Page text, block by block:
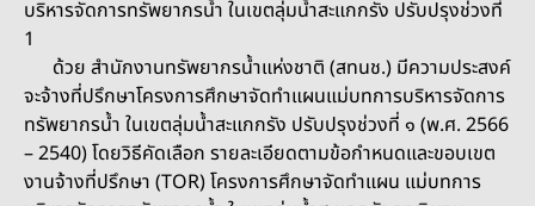
บริหารจัดการทรัพยากรน้ำ ในเขตลุ่มน้ำสะแกกรัง ปรับปรุงช่วงที่
1
ด้วย สำนักงานทรัพยากรน้ำแห่งชาติ (สทนช.) มีความประสงค์
จะจ้างที่ปรึกษาโครงการศึกษาจัดทำแผนแม่บทการบริหารจัดการ
ทรัพยากรน้ำ ในเขตลุ่มน้ำสะแกกรัง ปรับปรุงช่วงที่ ๑ (พ.ศ. 2566
– 2540) โดยวิธีคัดเลือก รายละเอียดตามข้อกำหนดและขอบเขต
งานจ้างที่ปรึกษา (TOR) โครงการศึกษาจัดทำแผน แม่บทการ